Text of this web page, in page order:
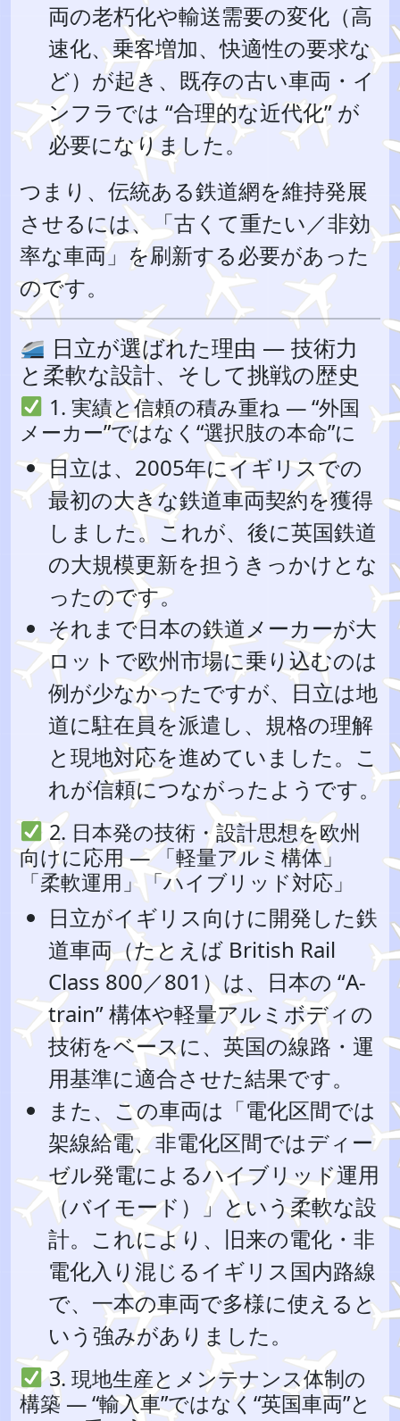
両の老朽化や輸送需要の変化（高
速化、乗客増加、快適性の要求な
ど）が起き、既存の古い車両・イ
ンフラでは “合理的な近代化” が
必要になりました。
つまり、伝統ある鉄道網を維持発展
させるには、「古くて重たい／非効
率な車両」を刷新する必要があった
のです。
日立が選ばれた理由 — 技術力
と柔軟な設計、そして挑戦の歴史
1. 実績と信頼の積み重ね — “外国
メーカー”ではなく“選択肢の本命”に
日立は、2005年にイギリスでの
最初の大きな鉄道車両契約を獲得
しました。これが、後に英国鉄道
の大規模更新を担うきっかけとな
ったのです。
それまで日本の鉄道メーカーが大
ロットで欧州市場に乗り込むのは
例が少なかったですが、日立は地
道に駐在員を派遣し、規格の理解
と現地対応を進めていました。こ
れが信頼につながったようです。
2. 日本発の技術・設計思想を欧州
向けに応用 — 「軽量アルミ構体」
「柔軟運用」「ハイブリッド対応」
日立がイギリス向けに開発した鉄
道車両（たとえば British Rail
Class 800／801）は、日本の “A-
train” 構体や軽量アルミボディの
技術をベースに、英国の線路・運
用基準に適合させた結果です。
また、この車両は「電化区間では
架線給電、非電化区間ではディー
ゼル発電によるハイブリッド運用
（バイモード）」という柔軟な設
計。これにより、旧来の電化・非
電化入り混じるイギリス国内路線
で、一本の車両で多様に使えると
いう強みがありました。
3. 現地生産とメンテナンス体制の
構築 — “輸入車”ではなく“英国車両”と